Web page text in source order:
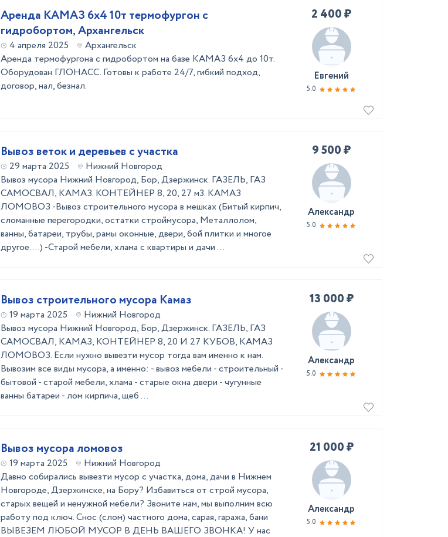
Аренда КАМАЗ 6х4 10т термофургон с
гидробортом, Архангельск
4 апреля 2025
Архангельск
Аренда термофургона с гидробортом на базе КАМАЗ 6х4 до 10т.
Оборудован ГЛОНАСС. Готовы к работе 24/7, гибкий подход,
договор, нал, безнал.
2 400 ₽
Евгений
5.0
Вывоз веток и деревьев с участка
29 марта 2025
Нижний Новгород
Вывоз мусора Нижний Новгород, Бор, Дзержинск. ГАЗЕЛЬ, ГАЗ
САМОСВАЛ, КАМАЗ. КОНТЕЙНЕР 8, 20, 27 м3. КАМАЗ
ЛОМОВОЗ -Вывоз строительного мусора в мешках (Битый кирпич,
сломанные перегородки, остатки строймусора, Металлолом,
ванны, батареи, трубы, рамы оконные, двери, бой плитки и многое
другое....) -Старой мебели, хлама с квартиры и дачи ...
9 500 ₽
Александр
5.0
Вывоз строительного мусора Камаз
19 марта 2025
Нижний Новгород
Вывоз мусора Нижний Новгород, Бор, Дзержинск. ГАЗЕЛЬ, ГАЗ
САМОСВАЛ, КАМАЗ, КОНТЕЙНЕР 8, 20 И 27 КУБОВ, КАМАЗ
ЛОМОВОЗ. Если нужно вывезти мусор тогда вам именно к нам.
Вывозим все виды мусора, а именно: - вывоз мебели - строительный -
бытовой - старой мебели, хлама - старые окна двери - чугунные
ванны батареи - лом кирпича, щеб ...
13 000 ₽
Александр
5.0
Вывоз мусора ломовоз
19 марта 2025
Нижний Новгород
Давно собирались вывезти мусор с участка, дома, дачи в Нижнем
Новгороде, Дзержинске, на Бору? Избавиться от строй мусора,
старых вещей и ненужной мебели? Звоните нам, мы выполним всю
работу под ключ. Снос (слом) частного дома, сарая, гаража, бани
ВЫВЕЗЕМ ЛЮБОЙ МУСОР В ДЕНЬ ВАШЕГО ЗВОНКА! У нас
21 000 ₽
Александр
5.0